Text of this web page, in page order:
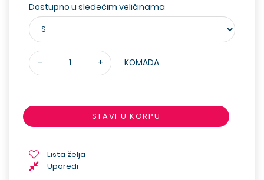
Dostupno u sledećim veličinama
- + KOMADA
STAVI U KORPU
Lista želja
Uporedi